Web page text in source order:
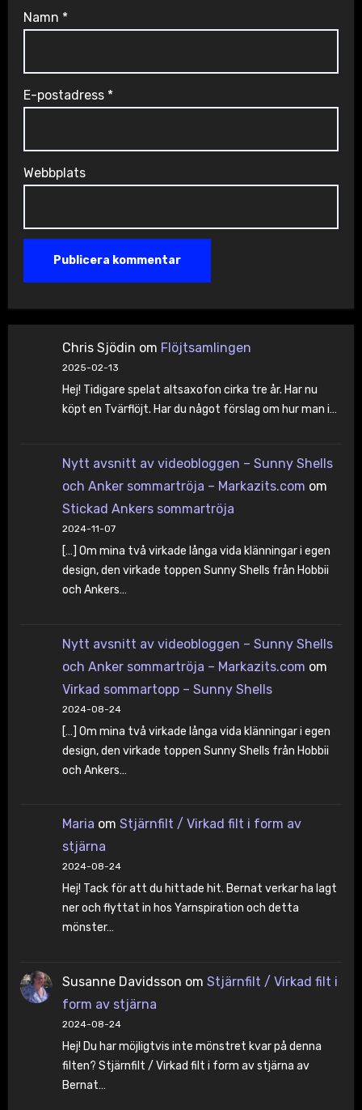
Namn *
E-postadress *
Webbplats
Chris Sjödin om Flöjtsamlingen
2025-02-13
Hej! Tidigare spelat altsaxofon cirka tre år. Har nu
köpt en Tvärflöjt. Har du något förslag om hur man i…
Nytt avsnitt av videobloggen – Sunny Shells
och Anker sommartröja – Markazits.com om
Stickad Ankers sommartröja
2024-11-07
[…] Om mina två virkade långa vida klänningar i egen
design, den virkade toppen Sunny Shells från Hobbii
och Ankers…
Nytt avsnitt av videobloggen – Sunny Shells
och Anker sommartröja – Markazits.com om
Virkad sommartopp – Sunny Shells
2024-08-24
[…] Om mina två virkade långa vida klänningar i egen
design, den virkade toppen Sunny Shells från Hobbii
och Ankers…
Maria om Stjärnfilt / Virkad filt i form av
stjärna
2024-08-24
Hej! Tack för att du hittade hit. Bernat verkar ha lagt
ner och flyttat in hos Yarnspiration och detta
mönster…
Susanne Davidsson om Stjärnfilt / Virkad filt i
form av stjärna
2024-08-24
Hej! Du har möjligtvis inte mönstret kvar på denna
filten? Stjärnfilt / Virkad filt i form av stjärna av
Bernat…